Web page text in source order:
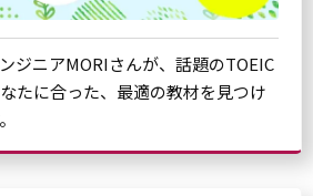
ジニアMORIさんが、話題のTOEIC
たに合った、最適の教材を見つけ